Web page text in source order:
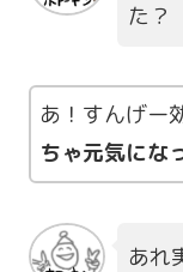
た？
あ！すんげー
ちゃ元気にな
あれ